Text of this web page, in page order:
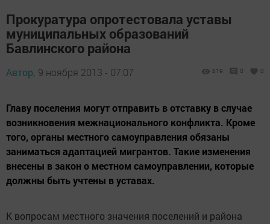
Прокуратура опротестовала уставы
муниципальных образований
Бавлинского района
Автор, 9 ноября 2013 - 07:07 819 0 0
Главу поселения могут отправить в отставку в случае
возникновения межнационального конфликта. Кроме
того, органы местного самоуправления обязаны
заниматься адаптацией мигрантов. Такие изменения
внесены в закон о местном самоуправлении, которые
должны быть учтены в уставах.
К вопросам местного значения поселений и района